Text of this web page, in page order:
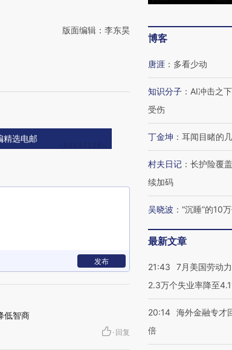
版面编辑：李东昊
精选电邮
发布
低智商
· 回复
博客
唐涯 ： 多看少动
知识分子 ： AI冲击之
受伤
丁金坤 ： 耳闻目睹的
村夫日记 ： 长护险覆
续加码
吴晓波 ： “沉睡”的10
最新文章
21:43
7月美国劳动
2.3万个失业率降至
20:14 海外金融专才
倍